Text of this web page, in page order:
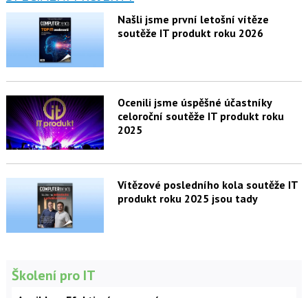
Našli jsme první letošní vítěze
soutěže IT produkt roku 2026
Ocenili jsme úspěšné účastníky
celoroční soutěže IT produkt roku
2025
Vítězové posledního kola soutěže IT
produkt roku 2025 jsou tady
Školení pro IT